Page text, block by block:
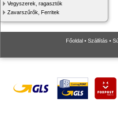
Vegyszerek, ragasztók
Zavarszűrők, Ferritek
Főoldal • Szállítás •